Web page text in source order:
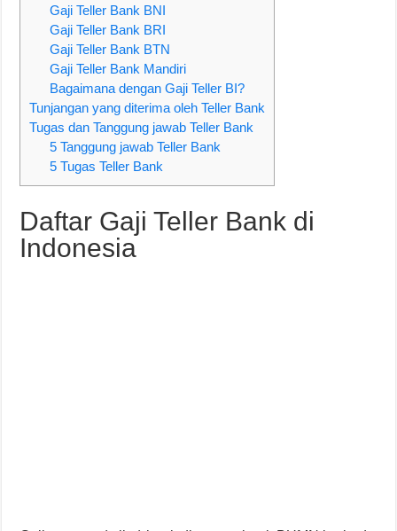
Gaji Teller Bank BNI
Gaji Teller Bank BRI
Gaji Teller Bank BTN
Gaji Teller Bank Mandiri
Bagaimana dengan Gaji Teller BI?
Tunjangan yang diterima oleh Teller Bank
Tugas dan Tanggung jawab Teller Bank
5 Tanggung jawab Teller Bank
5 Tugas Teller Bank
Daftar Gaji Teller Bank di
Indonesia